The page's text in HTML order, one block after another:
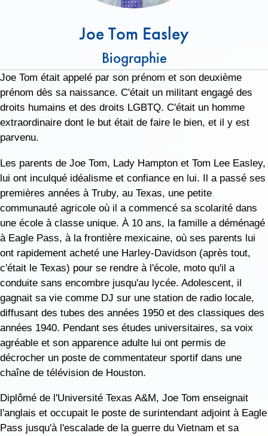
Joe Tom Easley
Biographie
Joe Tom était appelé par son prénom et son deuxième
prénom dès sa naissance. C'était un militant engagé des
droits humains et des droits LGBTQ. C'était un homme
extraordinaire dont le but était de faire le bien, et il y est
parvenu.
Les parents de Joe Tom, Lady Hampton et Tom Lee Easley,
lui ont inculqué idéalisme et confiance en lui. Il a passé ses
premières années à Truby, au Texas, une petite
communauté agricole où il a commencé sa scolarité dans
une école à classe unique. À 10 ans, la famille a déménagé
à Eagle Pass, à la frontière mexicaine, où ses parents lui
ont rapidement acheté une Harley-Davidson (après tout,
c'était le Texas) pour se rendre à l'école, moto qu'il a
conduite sans encombre jusqu'au lycée. Adolescent, il
gagnait sa vie comme DJ sur une station de radio locale,
diffusant des tubes des années 1950 et des classiques des
années 1940. Pendant ses études universitaires, sa voix
agréable et son apparence adulte lui ont permis de
décrocher un poste de commentateur sportif dans une
chaîne de télévision de Houston.
Diplômé de l'Université Texas A&M, Joe Tom enseignait
l'anglais et occupait le poste de surintendant adjoint à Eagle
Pass jusqu'à l'escalade de la guerre du Vietnam et sa